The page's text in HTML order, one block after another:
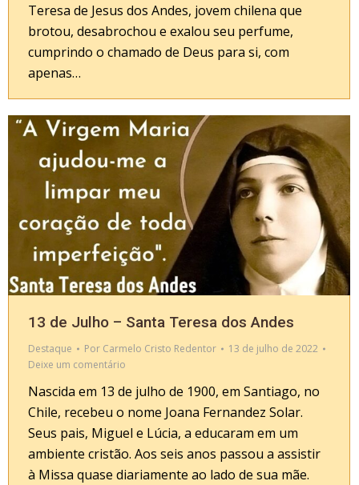
Teresa de Jesus dos Andes, jovem chilena que
brotou, desabrochou e exalou seu perfume,
cumprindo o chamado de Deus para si, com
apenas…
13 de Julho – Santa Teresa dos Andes
Destaque Por Carmelo Cristo Redentor
13 de julho de 2022
Deixe um comentário
Nascida em 13 de julho de 1900, em Santiago, no
Chile, recebeu o nome Joana Fernandez Solar.
Seus pais, Miguel e Lúcia, a educaram em um
ambiente cristão. Aos seis anos passou a assistir
à Missa quase diariamente ao lado de sua mãe.